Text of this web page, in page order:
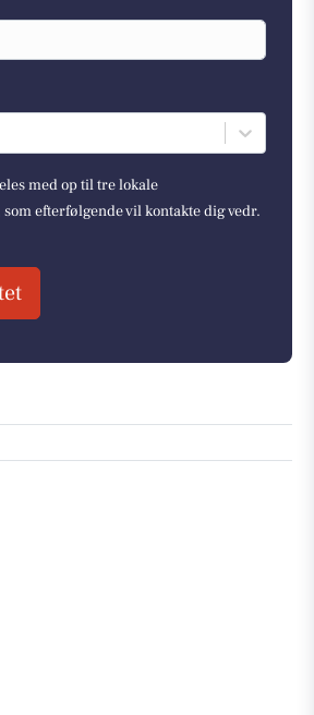
med op til tre lokale
efterfølgende vil kontakte dig vedr.